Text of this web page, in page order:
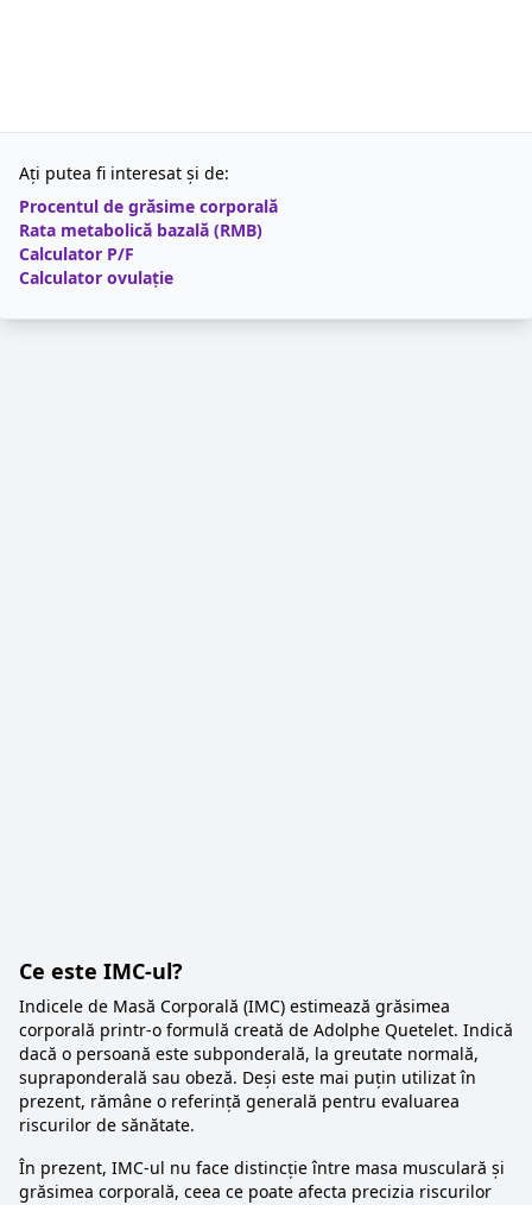
Ați putea fi interesat și de:
Procentul de grăsime corporală
Rata metabolică bazală (RMB)
Calculator P/F
Calculator ovulație
Ce este IMC-ul?
Indicele de Masă Corporală (IMC) estimează grăsimea
corporală printr-o formulă creată de Adolphe Quetelet. Indică
dacă o persoană este subponderală, la greutate normală,
supraponderală sau obeză. Deși este mai puțin utilizat în
prezent, rămâne o referință generală pentru evaluarea
riscurilor de sănătate.
În prezent, IMC-ul nu face distincție între masa musculară și
grăsimea corporală, ceea ce poate afecta precizia riscurilor